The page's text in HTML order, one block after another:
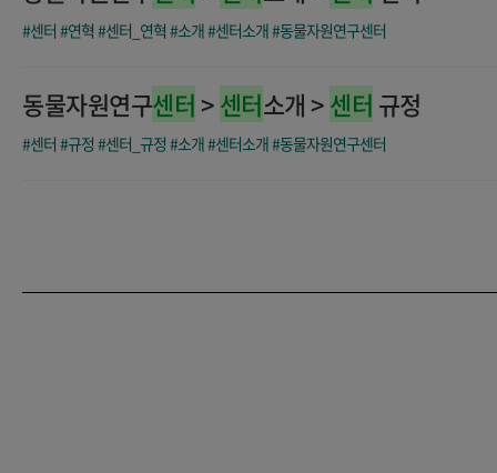
#센터 #연혁 #센터_연혁 #소개#센터소개#동물자원연구센터
동물자원연구센터 >센터소개 >센터 규정
#센터 #규정 #센터_규정 #소개#센터소개#동물자원연구센터